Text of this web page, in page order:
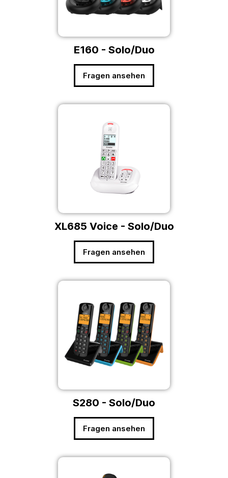
E160 - Solo/Duo
Fragen ansehen
XL685 Voice - Solo/Duo
Fragen ansehen
S280 - Solo/Duo
Fragen ansehen